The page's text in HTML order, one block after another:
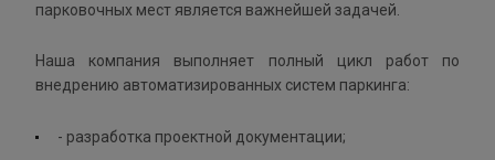
парковочных мест является важнейшей задачей.
Наша компания выполняет полный цикл работ по
внедрению автоматизированных систем паркинга:
- разработка проектной документации;